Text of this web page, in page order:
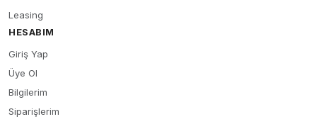
Leasing
HESABIM
Giriş Yap
Üye Ol
Bilgilerim
Siparişlerim